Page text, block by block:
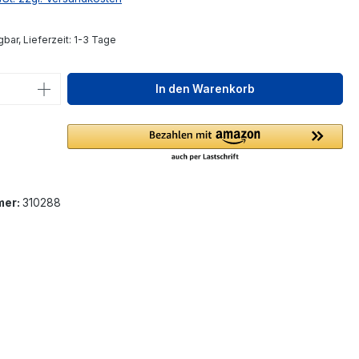
Lieferzeit: 1-3 Tage
Anzahl: Gib den gewünschten Wert
In den Warenkorb
310288